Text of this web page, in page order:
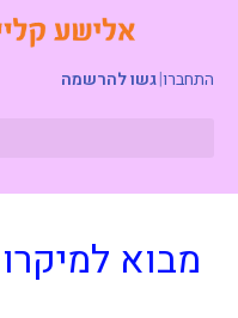
התחברו|גשו להרשמה
מבוא למיקרו